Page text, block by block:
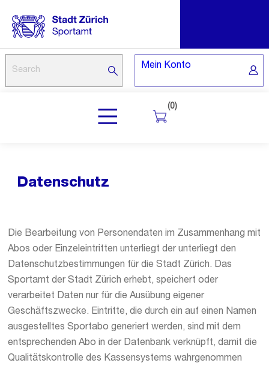
Mein Konto
(0)
Datenschutz
Die Bearbeitung von Personendaten im Zusammenhang mit
Abos oder Einzeleintritten unterliegt der unterliegt den
Datenschutzbestimmungen für die Stadt Zürich. Das
Sportamt der Stadt Zürich erhebt, speichert oder
verarbeitet Daten nur für die Ausübung eigener
Geschäftszwecke. Eintritte, die durch ein auf einen Namen
ausgestelltes Sportabo generiert werden, sind mit dem
entsprechenden Abo in der Datenbank verknüpft, damit die
Qualitätskontrolle des Kassensystems wahrgenommen